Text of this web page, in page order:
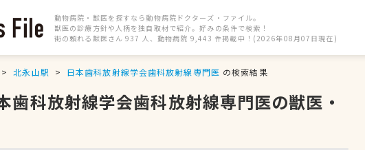
動物病院・獣医を探すなら動物病院ドクターズ・ファイル。
獣医の診療方針や人柄を独自取材で紹介。好みの条件で検索！
街の頼れる獣医さん 937 人、動物病院 9,443 件掲載中！(2026年08月07日現在)
北永山駅 日本歯科放射線学会歯科放射線専門医 の検索結果
歯科放射線学会歯科放射線専門医の獣医・